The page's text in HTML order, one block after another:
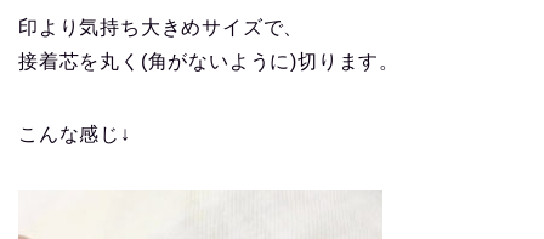
印より気持ち大きめサイズで、
接着芯を丸く(角がないように)切ります。
こんな感じ↓